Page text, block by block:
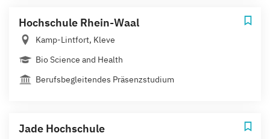
Hochschule Rhein-Waal
Kamp-Lintfort, Kleve
Bio Science and Health
Berufsbegleitendes Präsenzstudium
Jade Hochschule